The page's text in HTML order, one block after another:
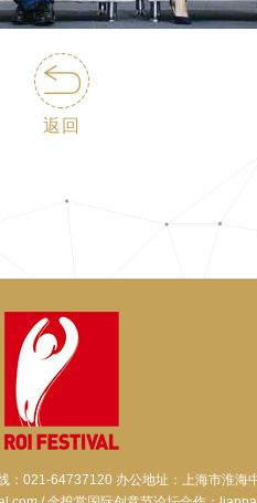
返回
：021-64737120 办公地址：上海市淮海